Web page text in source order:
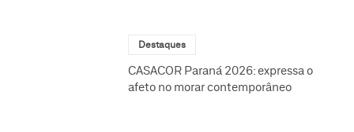
Destaques
CASACOR Paraná 2026: expressa o
afeto no morar contemporâneo